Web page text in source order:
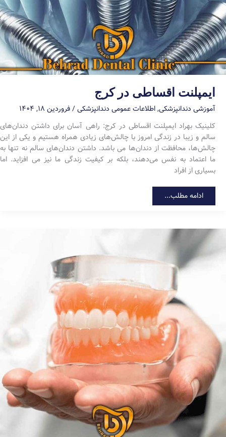
ایمپلنت اقساطی در کرج
آموزشی دندانپزشکی,اطلاعات عمومی دندانپزشکی/فروردین ۱۸, ۱۴۰۴
کلینیک بهراد ایمپلنت اقساطی در کرج: راهی آسان برای داشتن دندان‌های
سالم و زیبا در زندگی امروز با چالش‌های زیادی همراه هستیم و یکی از این
چالش‌ها، محافظت از دندان‌ها می باشد. داشتن دندان‌های سالم نه تنها به
ما اعتماد به نفس می‌دهند، بلکه بر کیفیت زندگی ما نیز می افزاید. اما
بسیاری از افراد
ایمپلنت
در
ادامه مطلب...